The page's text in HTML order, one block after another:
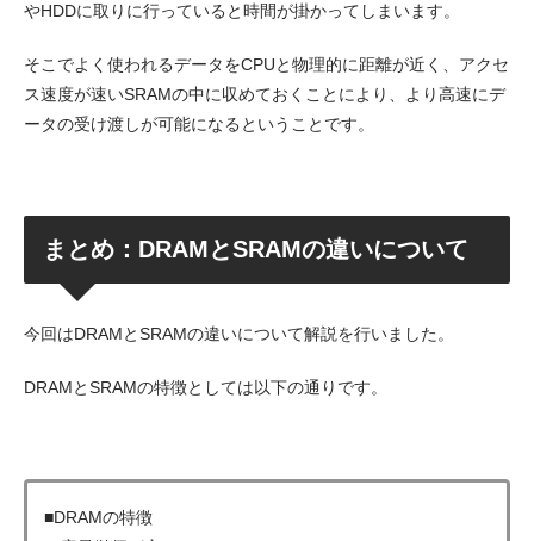
やHDDに取りに行っていると時間が掛かってしまいます。
そこでよく使われるデータをCPUと物理的に距離が近く、アクセ
ス速度が速いSRAMの中に収めておくことにより、より高速にデ
ータの受け渡しが可能になるということです。
まとめ：DRAMとSRAMの違いについて
今回はDRAMとSRAMの違いについて解説を行いました。
DRAMとSRAMの特徴としては以下の通りです。
■DRAMの特徴